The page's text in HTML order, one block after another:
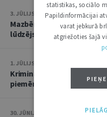
3. JŪLIJS • 14:45
Mazbērniem nav
lūdzējs nav par viņiem
1. JŪLIJS • 17:38
Kriminālsoda un
piemērošana savstarpēji
30. JŪNIJS • 14:58
statistikas, sociālo
Papildinformācijai
varat jebkurā
atgriežoties šajā